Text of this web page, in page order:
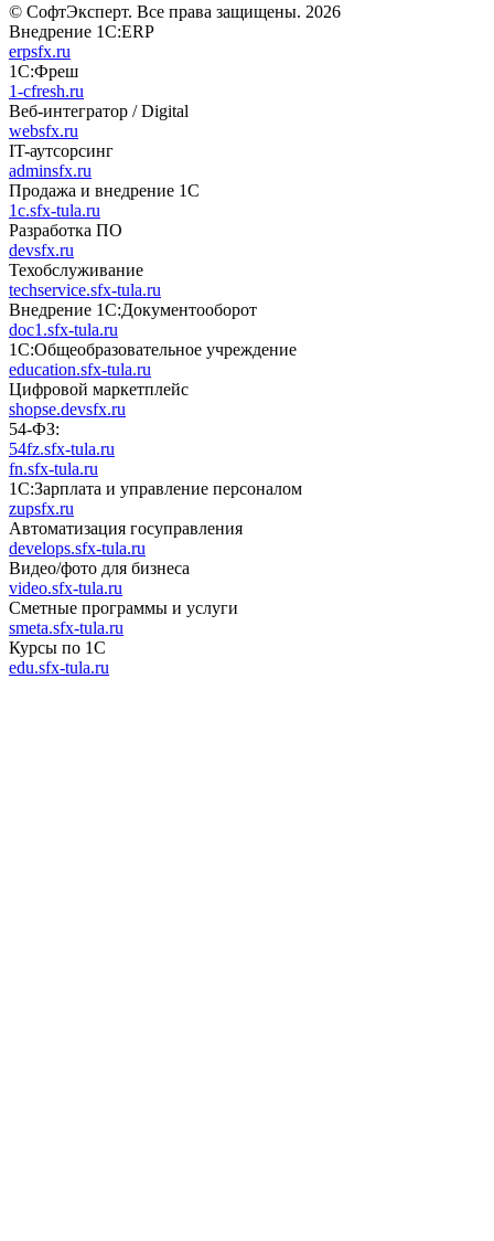
© СофтЭксперт. Все права защищены. 2026
Внедрение 1С:ERP
erpsfx.ru
1С:Фреш
1-cfresh.ru
Веб-интегратор / Digital
websfx.ru
IT-аутсорсинг
adminsfx.ru
Продажа и внедрение 1С
1c.sfx-tula.ru
Разработка ПО
devsfx.ru
Техобслуживание
techservice.sfx-tula.ru
Внедрение 1С:Документооборот
doc1.sfx-tula.ru
1С:Общеобразовательное учреждение
education.sfx-tula.ru
Цифровой маркетплейс
shopse.devsfx.ru
54-ФЗ:
54fz.sfx-tula.ru
fn.sfx-tula.ru
1С:Зарплата и управление персоналом
zupsfx.ru
Автоматизация госуправления
develops.sfx-tula.ru
Видео/фото для бизнеса
video.sfx-tula.ru
Сметные программы и услуги
smeta.sfx-tula.ru
Курсы по 1С
edu.sfx-tula.ru